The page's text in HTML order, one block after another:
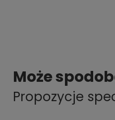
Może
Propozycje